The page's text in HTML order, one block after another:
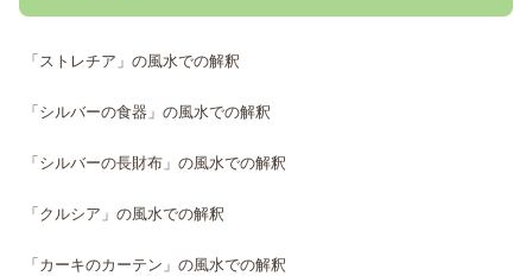
「ストレチア」の風水での解釈
「シルバーの食器」の風水での解釈
「シルバーの長財布」の風水での解釈
「クルシア」の風水での解釈
「カーキのカーテン」の風水での解釈